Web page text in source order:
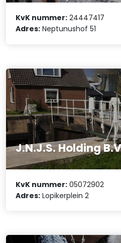
KvK nummer: 24447417
Adres: Neptunushof 51
J.N.J.S. Holding
KvK nummer: 05072902
Adres: Lopikerplein 2